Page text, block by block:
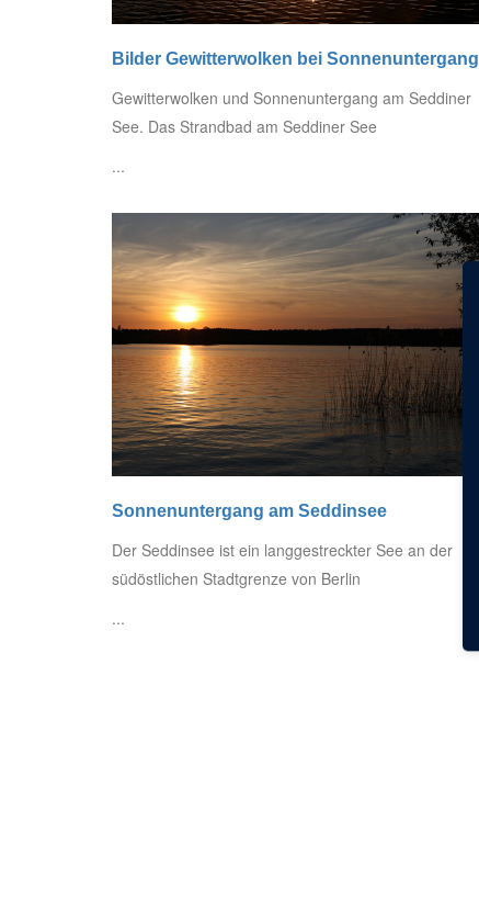
Bilder Gewitterwolken bei Sonnenuntergang
Gewitterwolken und Sonnenuntergang am Seddiner
See. Das Strandbad am Seddiner See
...
Sonnenuntergang am Seddinsee
Der Seddinsee ist ein langgestreckter See an der
südöstlichen Stadtgrenze von Berlin
...